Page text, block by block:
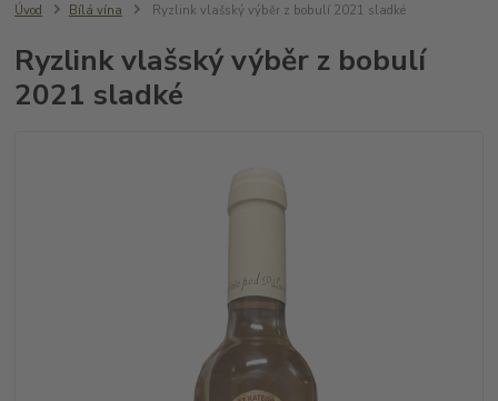
Úvod Bílá vína Ryzlink vlašský výběr z bobulí 2021 sladké
Ryzlink vlašský výběr z bobulí
2021 sladké